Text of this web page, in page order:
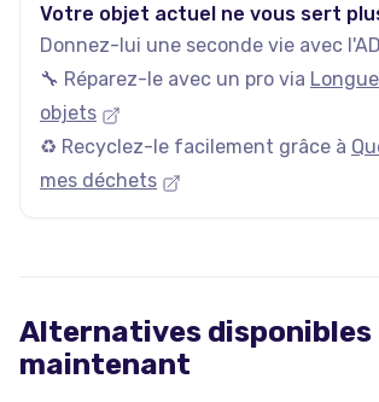
Votre objet actuel ne vous sert
Donnez-lui une seconde vie avec
🔧 Réparez-le avec un pro via
objets
♻️ Recyclez-le facilement grâce à
mes déchets
Alternatives disponibles
maintenant